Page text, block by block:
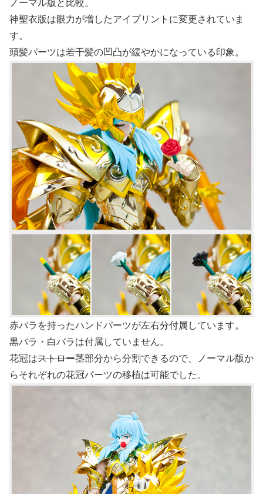
ノーマル版と比較。
神聖衣版は眼力が増したアイプリントに変更されていま
す。
頭髪パーツは若干髪の凹凸が緩やかになっている印象。
赤バラを持ったハンドパーツが左右分付属しています。
黒バラ・白バラは付属していません。
花冠はストロー茎部分から分割できるので、ノーマル版か
らそれぞれの花冠パーツの移植は可能でした。